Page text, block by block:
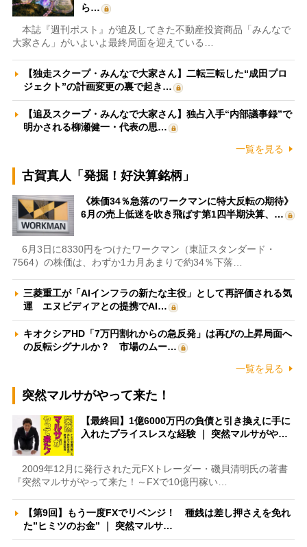
ら…
本誌『週刊ポスト』が追及してきた不動産投資商品「みんなで
大家さん」がいよいよ最終局面を迎えている…
【独走スクープ・みんなで大家さん】二転三転した“成田プロ
ジェクト”の計画変更の裏で起き…
【追及スクープ・みんなで大家さん】独占入手“内部議事録”で
明かされる柳瀬健一・代表の思…
一覧を見る
古賀真人「発掘！好決算銘柄」
《株価34％急落のワークマンに特大反転の期待》
6月の売上低迷を吹き飛ばす第1四半期決算、…
6月3日に8330円をつけたワークマン（東証スタンダード・
7564）の株価は、わずか1カ月あまりで約34％下落…
三菱重工が「AIインフラの新たな主役」として再評価される気
運 エヌビディアとの提携でAI…
キオクシアHD「7万円割れからの急反発」は再びの上昇局面へ
の反転シグナルか？ 市場のムー…
一覧を見る
突然マルサがやって来た！
【最終回】1億6000万円の負債と引き換えに手に
入れたプライスレスな経験 ｜ 突然マルサがや…
2009年12月に発行された元FXトレーダー・磯貝清明氏の著書
『突然マルサがやって来た！～FXで10億円稼い…
【第9回】もう一度FXでリベンジ！ 種銭は差し押さえを免れ
た”ヒミツのお金” ｜ 突然マルサ…